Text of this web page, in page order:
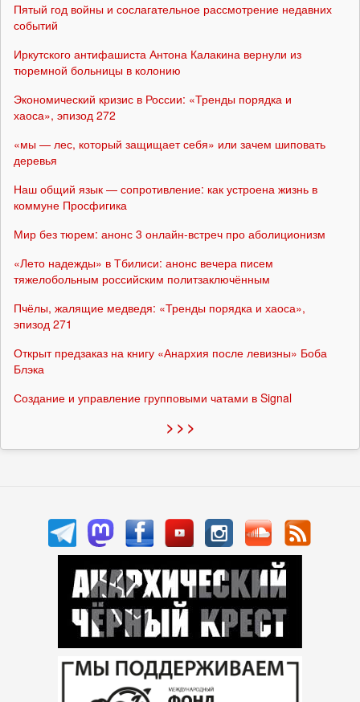
Пятый год войны и сослагательное рассмотрение недавних
событий
Иркутского антифашиста Антона Калакина вернули из
тюремной больницы в колонию
Экономический кризис в России: «Тренды порядка и
хаоса», эпизод 272
«мы — лес, который защищает себя» или зачем шиповать
деревья
Наш общий язык — сопротивление: как устроена жизнь в
коммуне Просфигика
Мир без тюрем: анонс 3 онлайн-встреч про аболиционизм
«Лето надежды» в Тбилиси: анонс вечера писем
тяжелобольным российским политзаключённым
Пчёлы, жалящие медведя: «Тренды порядка и хаоса»,
эпизод 271
Открыт предзаказ на книгу «Анархия после левизны» Боба
Блэка
Создание и управление групповыми чатами в Signal
> > >